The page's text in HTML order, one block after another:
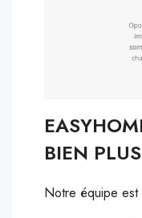
BIEN
Notre équipe est